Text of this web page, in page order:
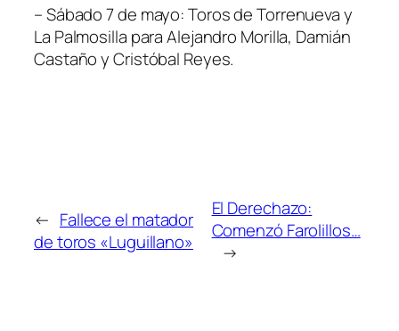
– Sábado 7 de mayo: Toros de Torrenueva y
La Palmosilla para Alejandro Morilla, Damián
Castaño y Cristóbal Reyes.
← Fallece el matador
de toros «Luguillano»
El Derechazo:
Comenzó Farolillos…
→